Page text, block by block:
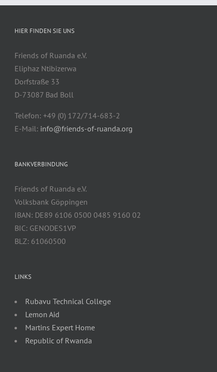
HIER FINDEN SIE UNS
Friends of Ruanda e.V.
Eliphaz Ntibizerwa
Dorfstraße 33
D-73087 Bad Boll
Telefon: +49 (0) 172/714-683-2
E-Mail: info@friends-of-ruanda.org
BANKVERBINDUNG
Friends of Ruanda e.V.
Volksbank Göppingen
IBAN: DE89 6106 0500 0485 9160 02
BIC: GENODES1VP
BLZ: 61060500
LINKS
Rubavu Technical College
Lemon Aid
Martins Expert Home
Republic of Rwanda